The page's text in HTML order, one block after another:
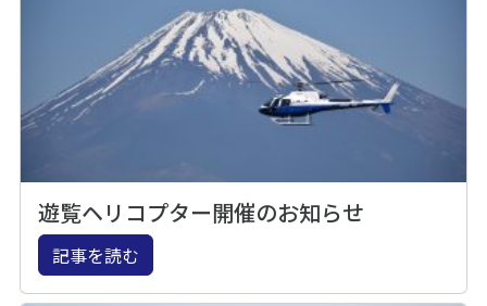
遊覧ヘリコプター開催のお知らせ
記事を読む